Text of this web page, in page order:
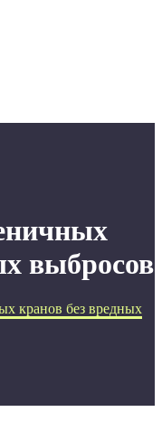
выбросов
кранов без вредных